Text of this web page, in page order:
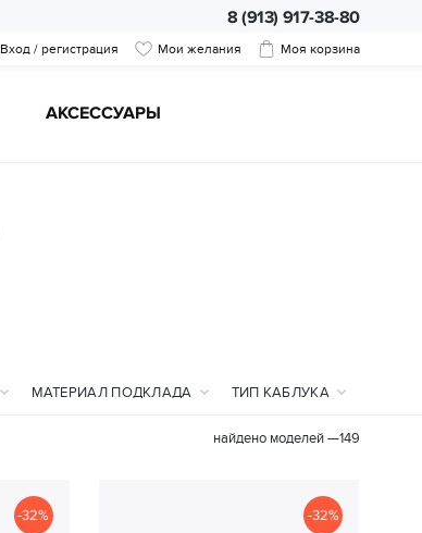
Вход / регистрация Мои желания Моя корзина
АКСЕССУАРЫ
8 (913) 917-38-80
МАТЕРИАЛ ПОДКЛАДА ТИП КАБЛУКА
найдено моделей —149
-32% -32%